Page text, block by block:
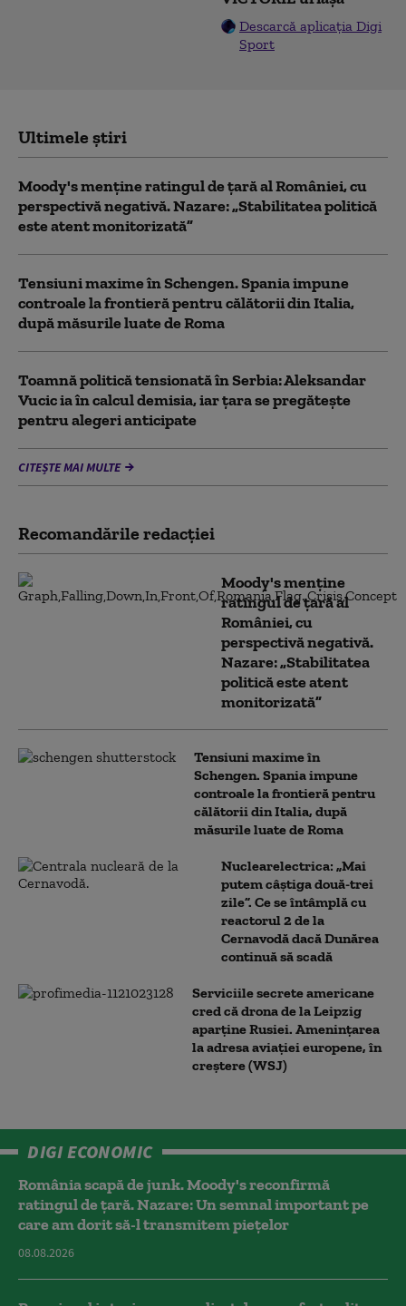
Descarcă aplicația Digi
Sport
Ultimele știri
Moody's menține ratingul de țară al României, cu
perspectivă negativă. Nazare: „Stabilitatea politică
este atent monitorizată”
Tensiuni maxime în Schengen. Spania impune
controale la frontieră pentru călătorii din Italia,
după măsurile luate de Roma
Toamnă politică tensionată în Serbia: Aleksandar
Vucic ia în calcul demisia, iar țara se pregătește
pentru alegeri anticipate
CITEȘTE MAI MULTE
Recomandările redacţiei
Moody's menține
ratingul de țară al
României, cu
perspectivă negativă.
Nazare: „Stabilitatea
politică este atent
monitorizată”
Tensiuni maxime în
Schengen. Spania impune
controale la frontieră pentru
călătorii din Italia, după
măsurile luate de Roma
Nuclearelectrica: „Mai
putem câștiga două-trei
zile”. Ce se întâmplă cu
reactorul 2 de la
Cernavodă dacă Dunărea
continuă să scadă
Serviciile secrete americane
cred că drona de la Leipzig
aparține Rusiei. Amenințarea
la adresa aviației europene, în
creștere (WSJ)
DIGI ECONOMIC
România scapă de junk. Moody's reconfirmă
ratingul de țară. Nazare: Un semnal important pe
care am dorit să-l transmitem piețelor
08.08.2026